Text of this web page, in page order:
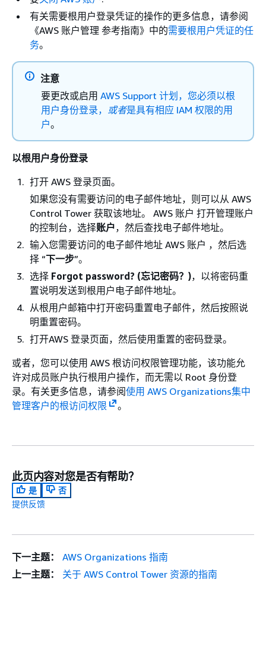
有关需要根用户登录凭证的操作的更多信息，请参阅
《AWS 账户管理 参考指南》 中的需要根用户凭证的任
务。
注意
要更改或启用 AWS Support 计划，您必须以根
用户身份登录， 或者是具有相应 IAM 权限的用
户。
以根用户身份登录
打开 AWS 登录页面。
如果您没有需要访问的电子邮件地址，则可以从 AWS
Control Tower 获取该地址。 AWS 账户 打开管理账户
的控制台，选择账户，然后查找电子邮件地址。
输入您需要访问的电子邮件地址 AWS 账户 ，然后选
择 “下一步”。
选择 Forgot password? (忘记密码？)，以将密码重
置说明发送到根用户电子邮件地址。
从根用户邮箱中打开密码重置电子邮件，然后按照说
明重置密码。
打开AWS 登录页面，然后使用重置的密码登录。
或者，您可以使用 AWS 根访问权限管理功能，该功能允
许对成员账户执行根用户操作，而无需以 Root 身份登
录。有关更多信息，请参阅使用 AWS Organizations集中
管理客户的根访问权限
。
此页内容对您是否有帮助？
是
否
提供反馈
下一主题：
AWS Organizations 指南
上一主题：
关于 AWS Control Tower 资源的指南